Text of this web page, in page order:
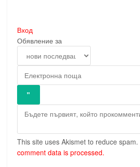
Вход
Обявление за
This site uses Akismet to reduce spam.
comment data is processed.